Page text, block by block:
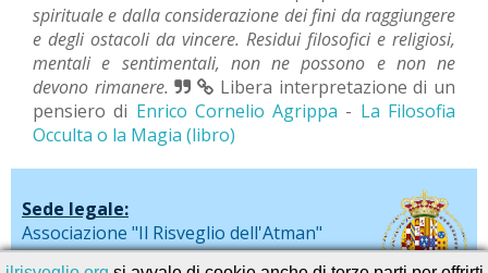
spirituale e dalla considerazione dei fini da raggiungere
e degli ostacoli da vincere. Residui filosofici e religiosi,
mentali e sentimentali, non ne possono e non ne
devono rimanere.
Libera interpretazione di un
pensiero di Enrico Cornelio Agrippa - La Filosofia
Occulta o la Magia (libro)
Sede legale:
Associazione "Il Risveglio dell'Atman"
via De Liguori, 20 - Sarno (SA)